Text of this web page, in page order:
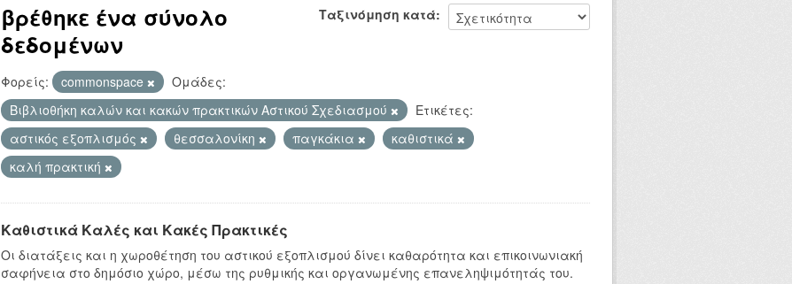
Ταξινόμηση κατά
βρέθηκε ένα σύνολο
δεδομένων
Φορείς: commonspace
Ομάδες:
Βιβλιοθήκη καλών και κακών πρακτικών Αστικού Σχεδιασμού
Ετικέτες:
αστικός εξοπλισμός
θεσσαλονίκη παγκάκια
καθιστικά
καλή πρακτική
Καθιστικά Καλές και Κακές Πρακτικές
Οι διατάξεις και η χωροθέτηση του αστικού εξοπλισμού δίνει καθαρότητα και επικοινωνιακή
σαφήνεια στο δημόσιο χώρο, μέσω της ρυθμικής και οργανωμένης επανεληψιμότητάς του.